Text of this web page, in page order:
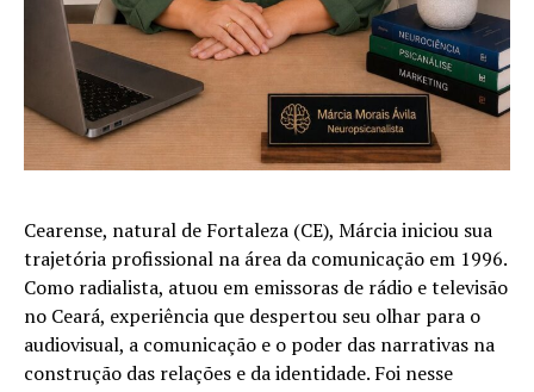
Cearense, natural de Fortaleza (CE), Márcia iniciou sua
trajetória profissional na área da comunicação em 1996.
Como radialista, atuou em emissoras de rádio e televisão
no Ceará, experiência que despertou seu olhar para o
audiovisual, a comunicação e o poder das narrativas na
construção das relações e da identidade. Foi nesse